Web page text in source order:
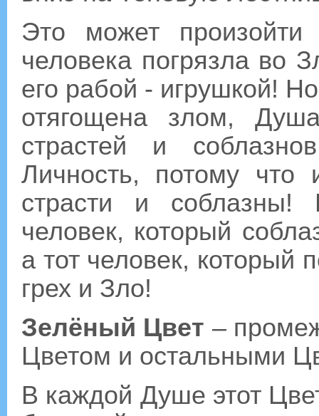
Это может
человека погрязла во
его рабой - игрушкой!
отягощена злом,
страстей и
Личность, потому что
страсти и
человек, который
а тот человек, который
грех и Зло!
Зелёный Цвет –
Цветом и остальными
В каждой Душе этот